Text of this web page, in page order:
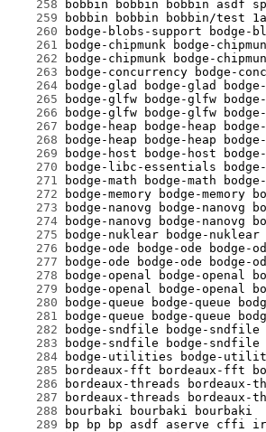
    258
    259
    260
    261
    262
    263
    264
    265
    266
    267
    268
    269
    270
    271
    272
    273
    274
    275
    276
    277
    278
    279
    280
    281
    282
    283
    284
    285
    286
    287
    288
    289